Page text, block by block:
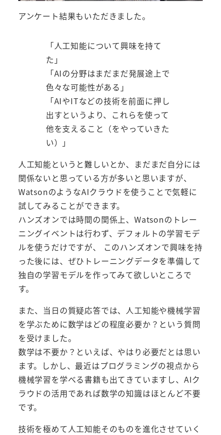
アンケート結果もいただきました。
「人工知能について興味を持て
た」
「AIの分野はまだまだ発展途上で
色々な可能性がある」
「AIやITなどの技術を前面に押し
出すというより、これらを使って
他を支えること（をやっていきた
い）」
人工知能というと難しいとか、まだまだ自分には
関係ないと思っている方が多いと思いますが、
WatsonのようなAIクラウドを使うことで気軽に
試してみることができます。
ハンズオンでは時間の関係上、Watsonのトレー
ニングイベントは行わず、デフォルトの学習モデ
ルを使うだけですが、 このハンズオンで興味を持
った後には、ぜひトレーニングデータを準備して
独自の学習モデルを作ってみて欲しいところで
す。
また、当日の質疑応答では、人工知能や機械学習
を学ぶために数学はどの程度必要か？という質問
を受けました。
数学は不要か？といえば、やはり必要だとは思い
ます。しかし、最近はプログラミングの視点から
機械学習を学べる書籍も出てきていますし、AIク
ラウドの活用であれば数学の知識はほとんど不要
です。
技術を極めて人工知能そのものを進化させていく